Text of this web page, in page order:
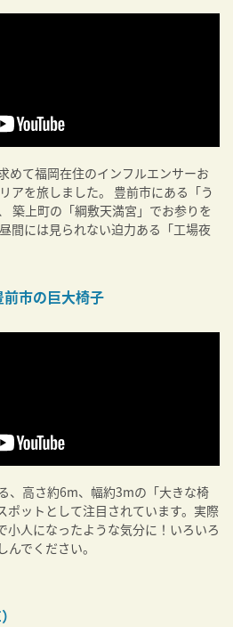
めて福岡在住のインフルエンサーお
アを旅しました。 豊前市にある「う
築上町の「綱敷天満宮」でお参りを
間には見られない迫力ある「工場夜
市の巨大椅子
、高さ約6m、幅約3mの「大きな椅
ポットとして注目されています。実際
小人になったような気分に！いろいろ
でください。